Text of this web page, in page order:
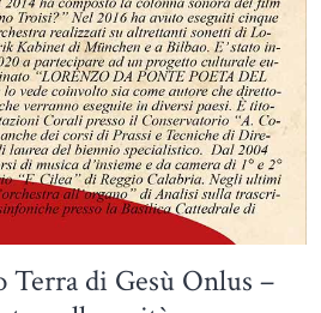
Terra di Gesù Onlus –